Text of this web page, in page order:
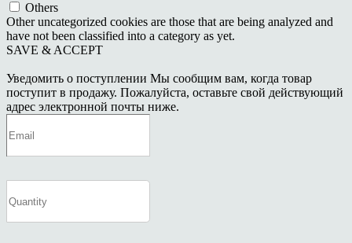
Others
Other uncategorized cookies are those that are being analyzed and
have not been classified into a category as yet.
SAVE & ACCEPT
Уведомить о поступлении Мы сообщим вам, когда товар
поступит в продажу. Пожалуйста, оставьте свой действующий
адрес электронной почты ниже.